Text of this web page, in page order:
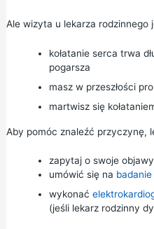
Ale wizyta u lekarza rodzinnego
kołatanie serca trwa
pogarsza
masz w przeszłości
martwisz się
Aby pomóc znaleźć przyczynę,
zapytaj o swoje
umówić się na
wykonać
(jeśli lekarz rodzinny